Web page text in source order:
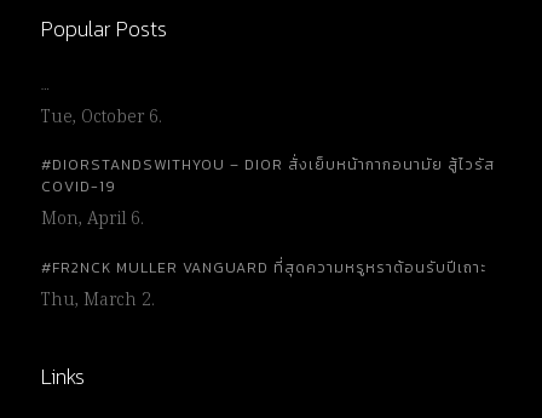
Popular Posts
…
Tue, October 6.
#DIORSTANDSWITHYOU – DIOR สั่งเย็บหน้ากากอนามัย สู้ไวรัส
COVID-19
Mon, April 6.
#FR2NCK MULLER VANGUARD ที่สุดความหรูหราต้อนรับปีเถาะ
Thu, March 2.
Links